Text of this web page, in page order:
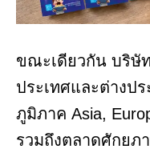
ขณะเดียวกัน บริษั
ประเทศและต่างป
ภูมิภาค Asia,
รวมถึงตลาดศักยภ